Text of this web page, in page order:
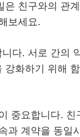
친구와의 관
보세요.
다. 서로 간의
화하기 위해
중요합니다.
과 계약을 동일